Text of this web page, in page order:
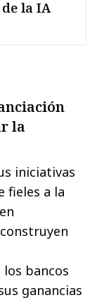
la IA
la
iniciativas
fieles a la
bancos
ganancias